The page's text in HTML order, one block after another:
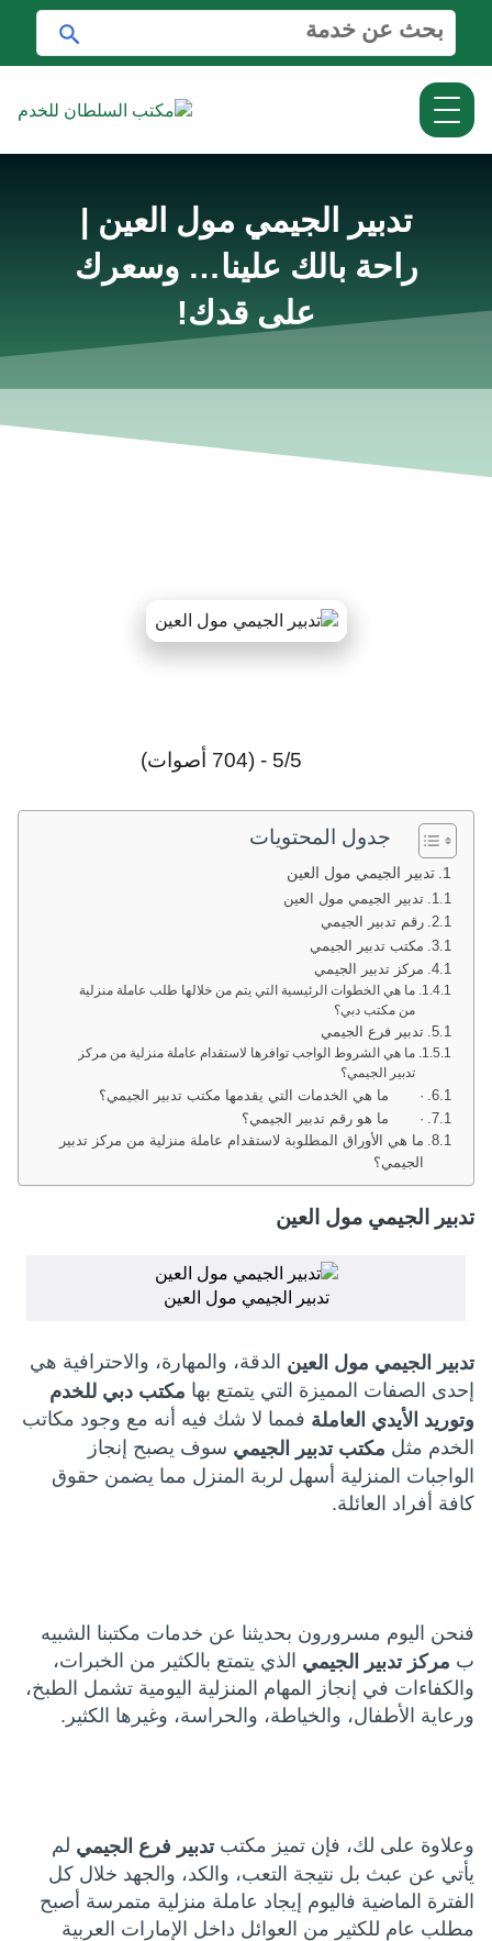
ب
ح
ث
ع
ب
ح
تدبير الجيمي مول العين |
راحة بالك علينا… وسعرك
على قدك!
5/5 - (704 أصوات)
جدول المحتويات
تدبير الجيمي مول العين
تدبير الجيمي مول العين
رقم تدبير الجيمي
مكتب تدبير الجيمي
مركز تدبير الجيمي
ما هي الخطوات الرئيسية التي يتم من خلالها طلب عاملة منزلية
من مكتب دبي؟
تدبير فرع الجيمي
ما هي الشروط الواجب توافرها لاستقدام عاملة منزلية من مركز
تدبير الجيمي؟
· ما هي الخدمات التي يقدمها مكتب تدبير الجيمي؟
· ما هو رقم تدبير الجيمي؟
ما هي الأوراق المطلوبة لاستقدام عاملة منزلية من مركز تدبير
الجيمي؟
تدبير الجيمي مول العين
تدبير الجيمي مول العين
تدبير الجيمي مول العين الدقة، والمهارة، والاحترافية هي
إحدى الصفات المميزة التي يتمتع بها مكتب دبي للخدم
وتوريد الأيدي العاملة فمما لا شك فيه أنه مع وجود مكاتب
الخدم مثل مكتب تدبير الجيمي سوف يصبح إنجاز
الواجبات المنزلية أسهل لربة المنزل مما يضمن حقوق
كافة أفراد العائلة.
فنحن اليوم مسرورون بحديثنا عن خدمات مكتبنا الشبيه
ب مركز تدبير الجيمي الذي يتمتع بالكثير من الخبرات،
والكفاءات في إنجاز المهام المنزلية اليومية تشمل الطبخ،
ورعاية الأطفال، والخياطة، والحراسة، وغيرها الكثير.
وعلاوة على لك، فإن تميز مكتب تدبير فرع الجيمي لم
يأتي عن عبث بل نتيجة التعب، والكد، والجهد خلال كل
الفترة الماضية فاليوم إيجاد عاملة منزلية متمرسة أصبح
مطلب عام للكثير من العوائل داخل الإمارات العربية